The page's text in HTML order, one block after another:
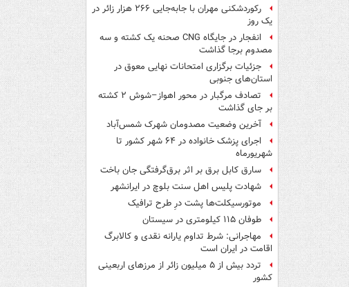
رکوردشکنی مهران با جابه‌جایی ۲۶۶ هزار زائر در
یک روز
انفجار در جایگاه CNG صحنه یک کشته و سه
مصدوم برجا گذاشت
جزئیات برگزاری امتحانات نهایی معوق در
استان‌های جنوبی
تصادف مرگبار در محور اهواز–شوش ۲ کشته
بر جای گذاشت
آخرین وضعیت مصدومان شهرک شمس‌آباد
اجرای پزشک خانواده در ۶۴ شهر کشور تا
شهریورماه
سارق کابل برق بر اثر برق‌گرفتگی جان باخت
شهادت پلیس اهل سنت بلوچ در ایرانشهر
موتورسیکلت‌ها پشت درِ طرح ترافیک
طوفان ۱۱۵ کیلومتری در سیستان
مهاجرانی: شرط تداوم یارانه نقدی و کالابرگ
اقامت در ایران است
تردد بیش از ۵ میلیون زائر از مرزهای اربعینی
کشور